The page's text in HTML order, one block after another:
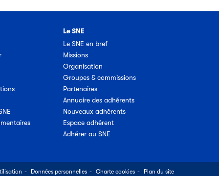
Le SNE
Le SNE en bref
Missions
Organisation
Groupes & commissions
Partenaires
Annuaire des adhérents
Nouveaux adhérents
Espace adhérent
Adhérer au SNE
Données personnelles Charte cookies Plan du site